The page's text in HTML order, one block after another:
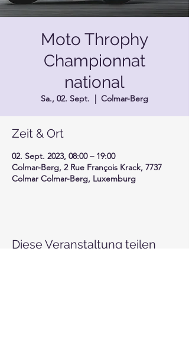
Moto Throphy
Championnat
national
Sa., 02. Sept.
  |
Colmar-Berg
Zeit & Ort
02. Sept. 2023, 08:00 – 19:00
Colmar-Berg, 2 Rue François Krack, 7737
Colmar Colmar-Berg, Luxemburg
Diese Veranstaltung teilen